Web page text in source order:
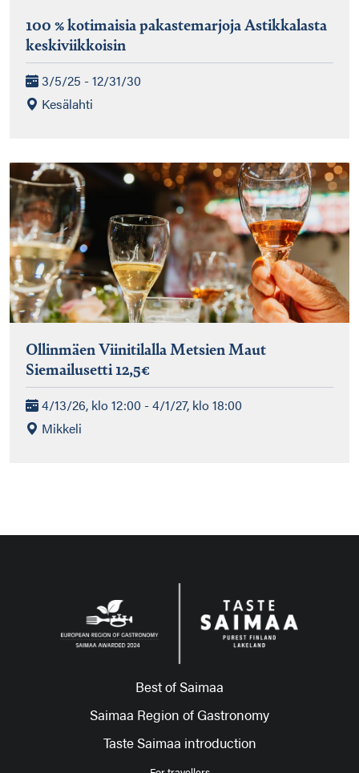
100 % kotimaisia pakastemarjoja Astikkalasta
keskiviikkoisin
3/5/25 - 12/31/30
Kesälahti
Ollinmäen Viinitilalla Metsien Maut
Siemailusetti 12,5€
4/13/26, klo 12:00 - 4/1/27, klo 18:00
Mikkeli
Best of Saimaa
Saimaa Region of Gastronomy
Taste Saimaa introduction